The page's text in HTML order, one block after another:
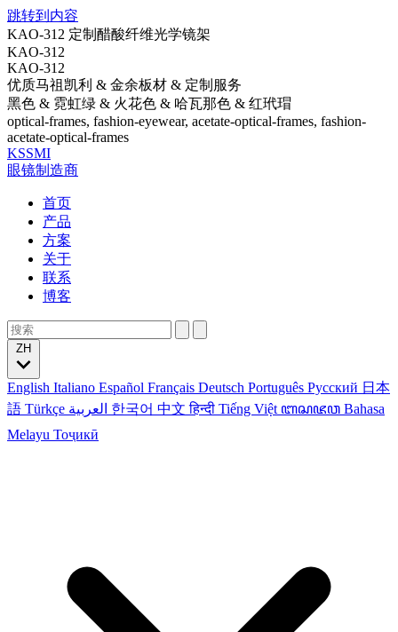
跳转到内容
KAO-312 定制醋酸纤维光学镜架
KAO-312
KAO-312
优质马祖凯利 & 金余板材 & 定制服务
黑色 & 霓虹绿 & 火花色 & 哈瓦那色 & 红玳瑁
optical-frames, fashion-eyewear, acetate-optical-frames, fashion-
acetate-optical-frames
KSSMI
眼镜制造商
首页
产品
方案
关于
联系
博客
English Italiano Español Français Deutsch Português Русский 日本
語 Türkçe 한국어 中文हिन्दी Tiếng Việt ꦧꦱꦗꦮ Bahasa
Melayu Тоҷикӣ